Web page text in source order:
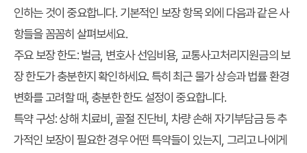
인하는 것이 중요합니다. 기본적인 보장 항목 외에 다음과 같은 사
항들을 꼼꼼히 살펴보세요.
주요 보장 한도:벌금, 변호사 선임비용, 교통사고처리지원금의 보
장 한도가 충분한지 확인하세요. 특히 최근 물가 상승과 법률 환경
변화를 고려할 때, 충분한 한도 설정이 중요합니다.
특약 구성:상해 치료비, 골절 진단비, 차량 손해 자기부담금 등 추
가적인 보장이 필요한 경우 어떤 특약들이 있는지, 그리고 나에게